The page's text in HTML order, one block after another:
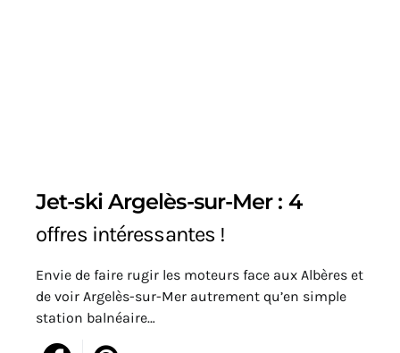
Jet-ski Argelès-sur-Mer : 4
offres intéressantes !
Envie de faire rugir les moteurs face aux Albères et
de voir Argelès-sur-Mer autrement qu’en simple
station balnéaire…